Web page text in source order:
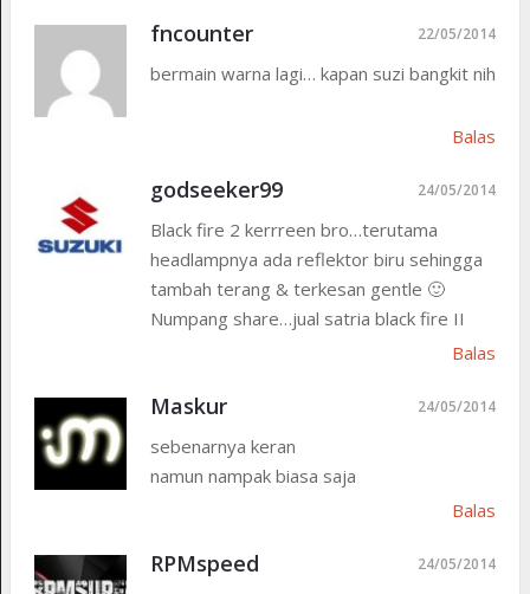
fncounter 22/05/2014
bermain warna lagi… kapan suzi bangkit nih
Balas
godseeker99 24/05/2014
Black fire 2 kerrreen bro…terutama
headlampnya ada reflektor biru sehingga
tambah terang & terkesan gentle 🙂
Numpang share…jual satria black fire II
Balas
Maskur 24/05/2014
sebenarnya keran
namun nampak biasa saja
Balas
RPMspeed 24/05/2014